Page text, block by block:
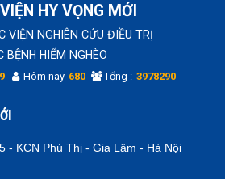
HY VỌNG MỚI
VIỆN NGHIÊN CỨU ĐIỀU TRỊ
BỆNH HIỂM NGHÈO
Hôm nay 680 Tổng : 3978290
- KCN Phú Thị - Gia Lâm - Hà Nội